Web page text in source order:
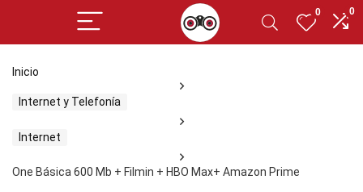
0 0
Inicio
Internet y Telefonía
Internet
One Básica 600 Mb + Filmin + HBO Max+ Amazon Prime